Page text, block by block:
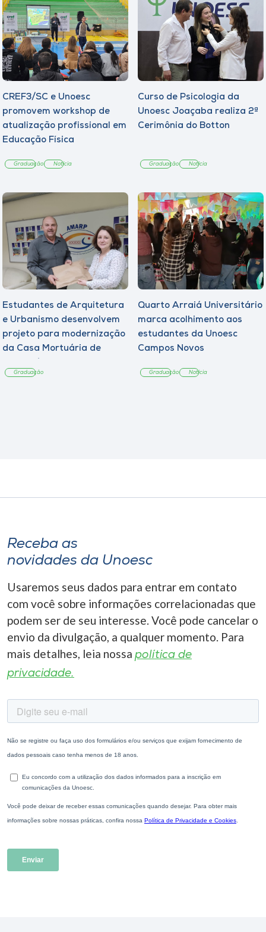
CREF3/SC e Unoesc
promovem workshop de
atualização profissional em
Educação Física
Graduação Notícia
Curso de Psicologia da
Unoesc Joaçaba realiza 2ª
Cerimônia do Botton
Graduação Notícia
Estudantes de Arquitetura
e Urbanismo desenvolvem
projeto para modernização
da Casa Mortuária de
Graduação
Quarto Arraiá Universitário
marca acolhimento aos
estudantes da Unoesc
Campos Novos
Graduação Notícia
Receba as
novidades da Unoesc
Usaremos seus dados para entrar em contato
com você sobre informações correlacionadas que
podem ser de seu interesse. Você pode cancelar o
envio da divulgação, a qualquer momento. Para
mais detalhes, leia nossa política de
privacidade.